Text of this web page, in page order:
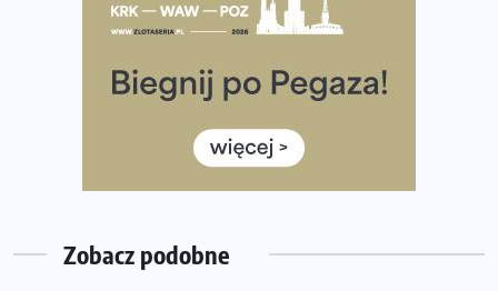
Co ma dużo białka? Produkty, które warto włączyć do
Rozbiegany Olsztyn szykuje się na weekend z
Już w tę sobotę 35. Bieg Powstania Warszawskiego.
Wystartuje rekordowa liczba uczestników
Zobacz podobne